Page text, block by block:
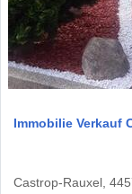
Immobilie Verkauf
Castrop-Rauxel,